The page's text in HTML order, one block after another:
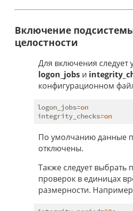
Включение
целостности
Для включения следует
logon_jobs и
конфигурационном
logon_jobs=on
integrity_checks=on
По умолчанию данные
отключены.
Также следует выбрать
проверок в единицах
размерности.